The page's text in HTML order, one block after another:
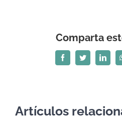
Comparta
FacebookTwitter
Artículos